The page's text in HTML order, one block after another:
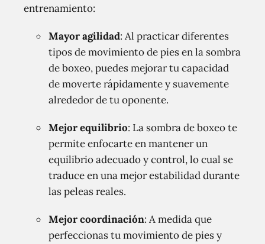
entrenamiento:
Mayor agilidad: Al practicar diferentes
tipos de movimiento de pies en la sombra
de boxeo, puedes mejorar tu capacidad
de moverte rápidamente y suavemente
alrededor de tu oponente.
Mejor equilibrio: La sombra de boxeo te
permite enfocarte en mantener un
equilibrio adecuado y control, lo cual se
traduce en una mejor estabilidad durante
las peleas reales.
Mejor coordinación: A medida que
perfeccionas tu movimiento de pies y